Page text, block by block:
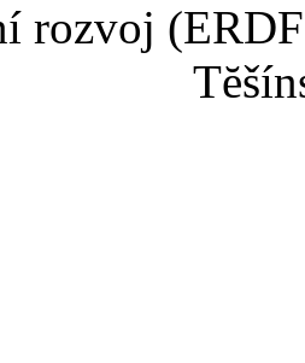
rozvoj